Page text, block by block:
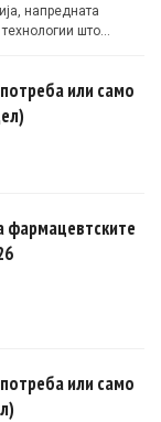
напредната
што
или само
фармацевтските
или само